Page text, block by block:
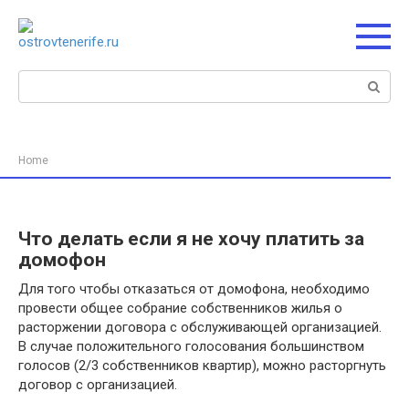
контенту
Поиск:
Home
Что делать если я не хочу платить за
домофон
Для того чтобы отказаться от домофона, необходимо
провести общее собрание собственников жилья о
расторжении договора с обслуживающей организацией.
В случае положительного голосования большинством
голосов (2/3 собственников квартир), можно расторгнуть
договор с организацией.